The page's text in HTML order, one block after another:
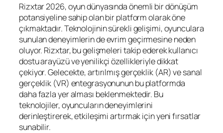
Rizxtar 2026, oyun dünyasında önemli bir dönüşüm
potansiyeline sahip olan bir platform olarak öne
çıkmaktadır. Teknolojinin sürekli gelişimi, oyunculara
sunulan deneyimlerin de evrim geçirmesine neden
oluyor. Rizxtar, bu gelişmeleri takip ederek kullanıcı
dostu arayüzü ve yenilikçi özellikleriyle dikkat
çekiyor. Gelecekte, artırılmış gerçeklik (AR) ve sanal
gerçeklik (VR) entegrasyonunun bu platformda
daha fazla yer alması beklenmektedir. Bu
teknolojiler, oyuncuların deneyimlerini
derinleştirerek, etkileşimi artırmak için yeni fırsatlar
sunabilir.